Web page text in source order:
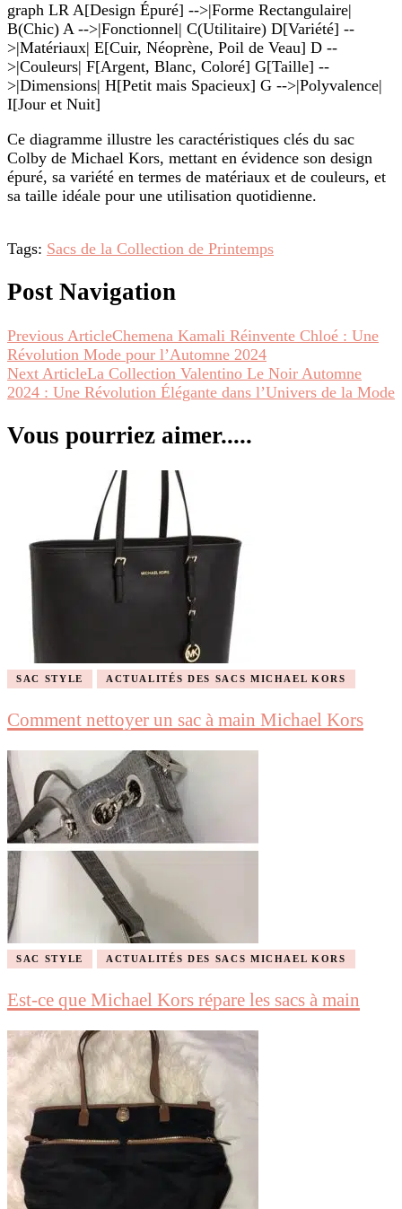
graph LR A[Design Épuré] -->|Forme Rectangulaire|
B(Chic) A -->|Fonctionnel| C(Utilitaire) D[Variété] --
>|Matériaux| E[Cuir, Néoprène, Poil de Veau] D --
>|Couleurs| F[Argent, Blanc, Coloré] G[Taille] --
>|Dimensions| H[Petit mais Spacieux] G -->|Polyvalence|
I[Jour et Nuit]
Ce diagramme illustre les caractéristiques clés du sac
Colby de Michael Kors, mettant en évidence son design
épuré, sa variété en termes de matériaux et de couleurs, et
sa taille idéale pour une utilisation quotidienne.
Tags: Sacs de la Collection de Printemps
Post Navigation
Previous ArticleChemena Kamali Réinvente Chloé : Une
Révolution Mode pour l’Automne 2024
Next ArticleLa Collection Valentino Le Noir Automne
2024 : Une Révolution Élégante dans l’Univers de la Mode
Vous pourriez aimer.....
SAC STYLE ACTUALITÉS DES SACS MICHAEL KORS
Comment nettoyer un sac à main Michael Kors
SAC STYLE ACTUALITÉS DES SACS MICHAEL KORS
Est-ce que Michael Kors répare les sacs à main